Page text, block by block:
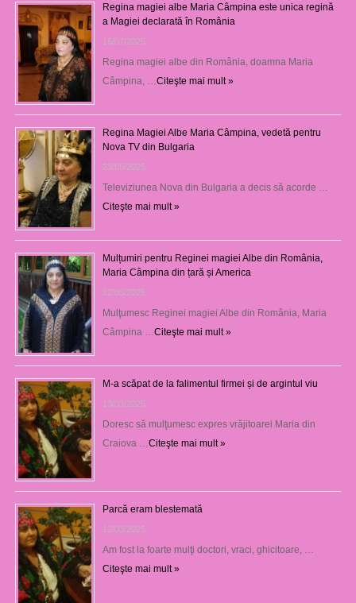
Regina magiei albe Maria Câmpina este unica regină
a Magiei declarată în România
16/07/2025
Regina magiei albe din România, doamna Maria
Câmpina, … Citeşte mai mult »
Regina Magiei Albe Maria Câmpina, vedetă pentru
Nova TV din Bulgaria
23/05/2025
Televiziunea Nova din Bulgaria a decis să acorde …
Citeşte mai mult »
Mulțumiri pentru Reginei magiei Albe din România,
Maria Câmpina din țară și America
22/05/2025
Mulţumesc Reginei magiei Albe din România, Maria
Câmpina … Citeşte mai mult »
M-a scăpat de la falimentul firmei și de argintul viu
13/03/2025
Doresc să mulţumesc expres vrăjitoarei Maria din
Craiova … Citeşte mai mult »
Parcă eram blestemată
12/03/2025
Am fost la foarte mulţi doctori, vraci, ghicitoare, …
Citeşte mai mult »